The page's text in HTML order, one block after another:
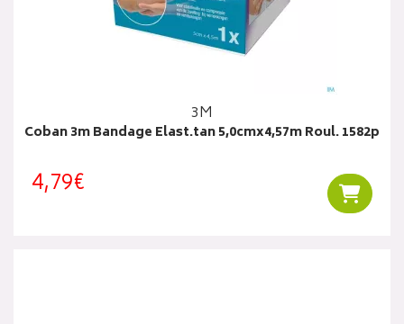
3M
Coban 3m Bandage Elast.tan 5,0cmx4,57m Roul. 1582p
4,79€